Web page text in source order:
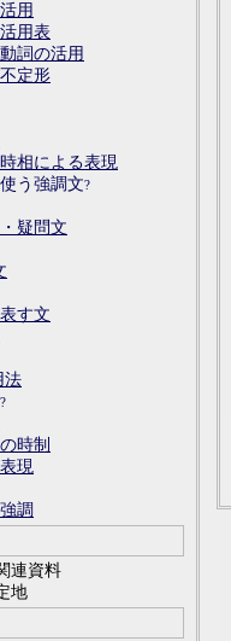
用
用表
詞の活用
定形
相による表現
う強調文
疑問文
す文
法
時制
現
調
連資料
地